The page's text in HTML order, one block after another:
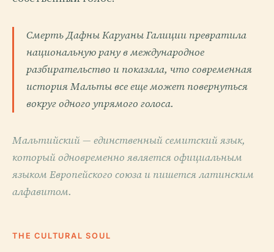
Смерть Дафны Каруаны Галиции превратила
национальную рану в международное
разбирательство и показала, что современная
история Мальты все еще может повернуться
вокруг одного упрямого голоса.
Мальтийский — единственный семитский язык,
который одновременно является официальным
языком Европейского союза и пишется латинским
алфавитом.
THE CULTURAL SOUL